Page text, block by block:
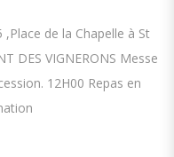
de la Chapelle à St
DES VIGNERONS Messe
12H00 Repas en